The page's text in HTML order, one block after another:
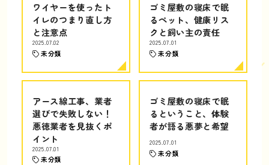
ワイヤーを使ったト
イレのつまり直し方
と注意点
2025.07.02
未分類
ゴミ屋敷の寝床で眠
るペット、健康リス
クと飼い主の責任
2025.07.01
未分類
アース線工事、業者
選びで失敗しない！
悪徳業者を見抜くポ
イント
2025.07.01
未分類
ゴミ屋敷の寝床で眠
るということ、体験
者が語る悪夢と希望
2025.07.01
未分類